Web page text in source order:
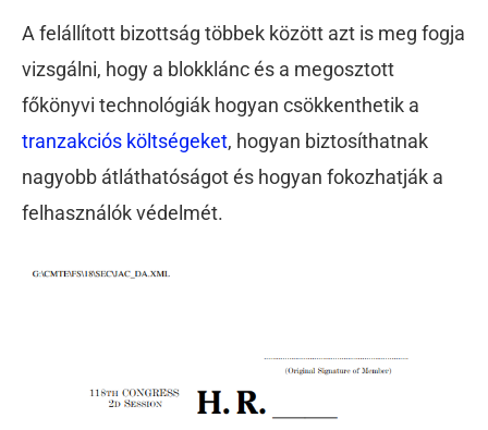
A felállított bizottság többek között azt is meg fogja
vizsgálni, hogy a blokklánc és a megosztott
főkönyvi technológiák hogyan csökkenthetik a
tranzakciós költségeket, hogyan biztosíthatnak
nagyobb átláthatóságot és hogyan fokozhatják a
felhasználók védelmét.